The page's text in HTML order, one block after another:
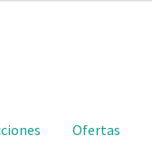
Ofertas